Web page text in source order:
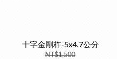
十字金剛杵-5x4.7公分
NT$1,500